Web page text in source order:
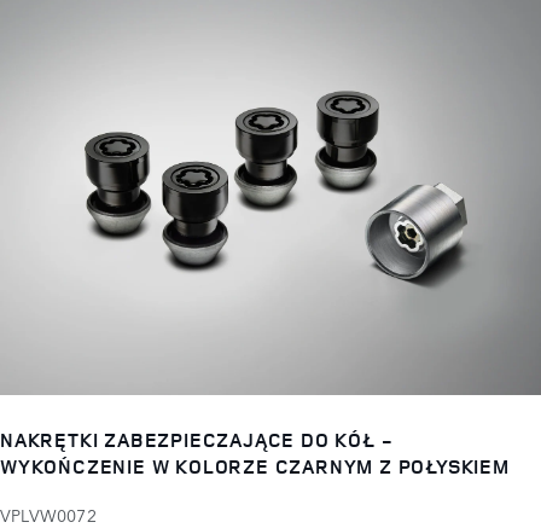
NAKRĘTKI ZABEZPIECZAJĄCE DO KÓŁ -
WYKOŃCZENIE W KOLORZE CZARNYM Z POŁYSKIEM
VPLVW0072